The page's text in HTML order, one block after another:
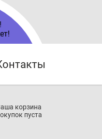
корзина
пуста